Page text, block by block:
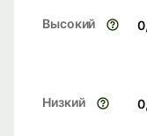
Высокий
Низкий